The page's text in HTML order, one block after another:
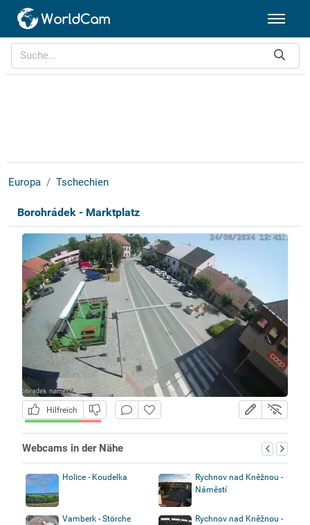
Europa Tschechien
Borohrádek - Marktplatz
Hilfreich
Webcams in der Nähe
Holice - Koudelka
Rychnov nad Kněžnou -
Náměstí
Vamberk - Störche
Rychnov nad Kněžnou -